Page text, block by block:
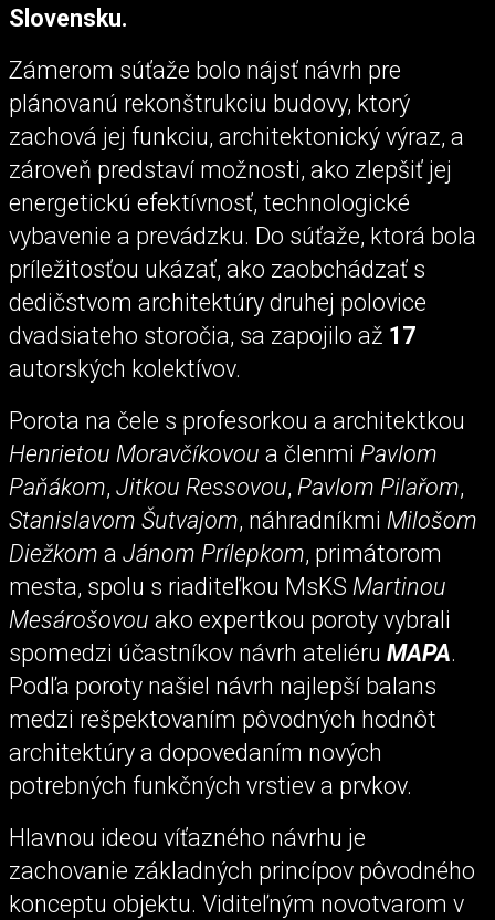
Slovensku.
Zámerom súťaže bolo nájsť návrh pre
plánovanú rekonštrukciu budovy, ktorý
zachová jej funkciu, architektonický výraz, a
zároveň predstaví možnosti, ako zlepšiť jej
energetickú efektívnosť, technologické
vybavenie a prevádzku. Do súťaže, ktorá bola
príležitosťou ukázať, ako zaobchádzať s
dedičstvom architektúry druhej polovice
dvadsiateho storočia, sa zapojilo až 17
autorských kolektívov.
Porota na čele s profesorkou a architektkou
Henrietou Moravčíkovou a členmi Pavlom
Paňákom, Jitkou Ressovou, Pavlom Pilařom,
Stanislavom Šutvajom, náhradníkmi Milošom
Diežkom a Jánom Prílepkom, primátorom
mesta, spolu s riaditeľkou MsKS Martinou
Mesárošovou ako expertkou poroty vybrali
spomedzi účastníkov návrh ateliéru MAPA.
Podľa poroty našiel návrh najlepší balans
medzi rešpektovaním pôvodných hodnôt
architektúry a dopovedaním nových
potrebných funkčných vrstiev a prvkov.
Hlavnou ideou víťazného návrhu je
zachovanie základných princípov pôvodného
konceptu objektu. Viditeľným novotvarom v